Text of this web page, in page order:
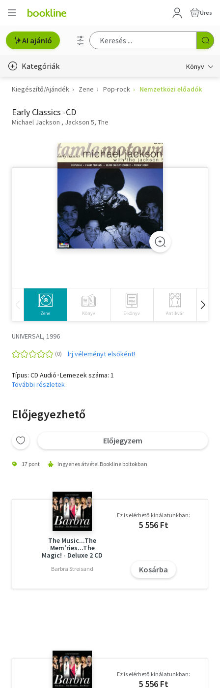
Üres
AI ajánló
Kategóriák Könyv
Életmód, egészség
Erotika
Hobbi, szabadidő
Szótár, nyelvkönyv
Természettudomány
Történelem
Kiegészítő/Ajándék Zene Pop-rock Nemzetközi előadók
Early Classics -CD
Michael Jackson Jackson 5, The
Zene Könyv E-könyv Antikvár
UNIVERSAL, 1996
Írj véleményt elsőként!
Típus: CD Audió･Lemezek száma: 1
További részletek
Előjegyezhető
Előjegyzem
17 pont Ingyenes átvétel Bookline boltokban
The Music...The
Mem'ries...The
Magic! - Deluxe 2 CD
Barbra Streisand
Ez is elérhető kínálatunkban:
5 556 Ft
Kosárba
Ez is elérhető kínálatunkban:
5 556 Ft